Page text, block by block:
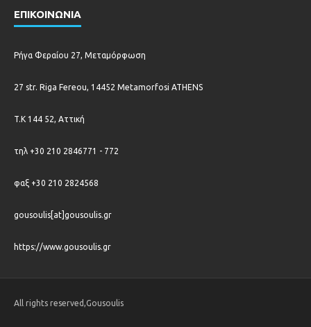
ΕΠΙΚΟΙΝΩΝΙΑ
Ρήγα Φεραίου 27, Μεταμόρφωση
27 str. Riga Fereou, 14452 Metamorfosi ATHENS
T.K 144 52, Αττική
τηλ +30 210 2846771 - 772
φαξ +30 210 2824568
gousoulis[at]gousoulis.gr
https://www.gousoulis.gr
All rights reserved,Gousoulis